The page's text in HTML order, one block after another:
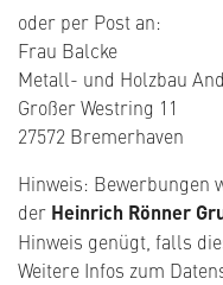
oder per Post an:
Frau Balcke
Metall- und Holzbau
Großer Westring 11
27572 Bremerhaven
Hinweis: Bewerbungen
der Heinrich Rönner
Hinweis genügt, falls
Weitere Infos zum